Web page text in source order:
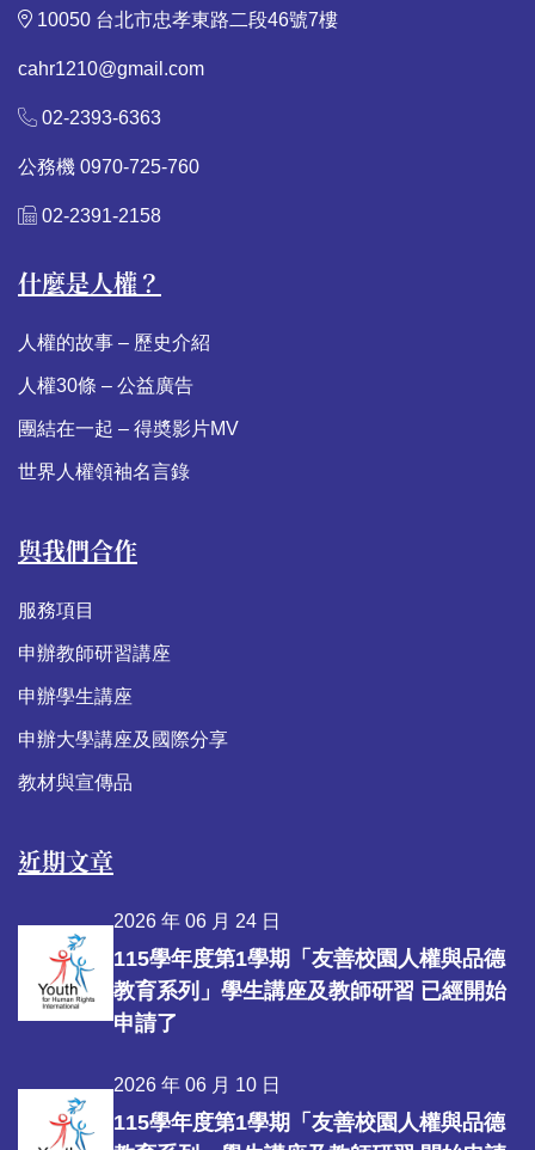
10050 台北市忠孝東路二段46號7樓
cahr1210@gmail.com
02-2393-6363
公務機 0970-725-760
02-2391-2158
什麼是人權？
人權的故事 – 歷史介紹
人權30條 – 公益廣告
團結在一起 – 得奬影片MV
世界人權領袖名言錄
與我們合作
服務項目
申辦教師研習講座
申辦學生講座
申辦大學講座及國際分享
教材與宣傳品
近期文章
2026 年 06 月 24 日
115學年度第1學期「友善校園人權與品德
教育系列」學生講座及教師研習 已經開始
申請了
2026 年 06 月 10 日
115學年度第1學期「友善校園人權與品德